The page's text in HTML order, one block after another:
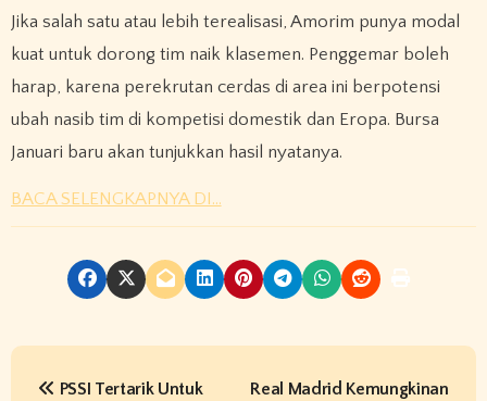
Jika salah satu atau lebih terealisasi, Amorim punya modal
kuat untuk dorong tim naik klasemen. Penggemar boleh
harap, karena perekrutan cerdas di area ini berpotensi
ubah nasib tim di kompetisi domestik dan Eropa. Bursa
Januari baru akan tunjukkan hasil nyatanya.
BACA SELENGKAPNYA DI…
P
PSSI Tertarik Untuk
Real Madrid Kemungkinan